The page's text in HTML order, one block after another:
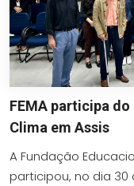
FEMA participa
Clima em Assis
A Fundação
participou, no dia 30